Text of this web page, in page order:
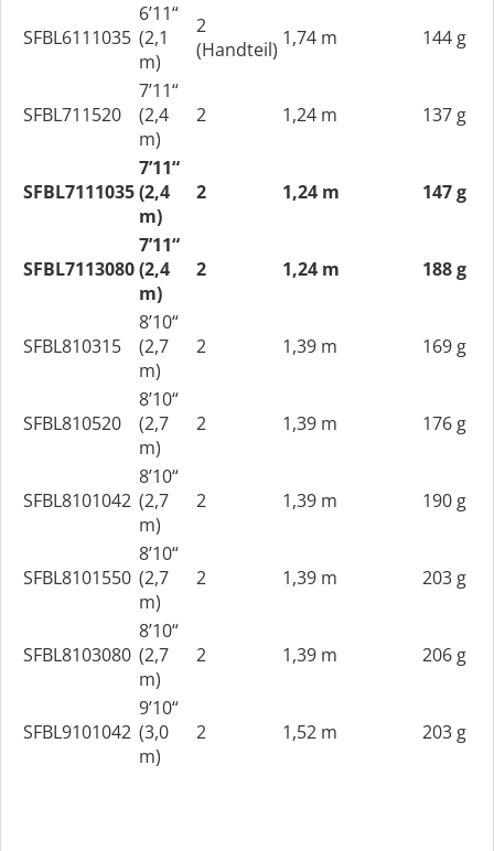
SFBL6111035
6’11“
(2,1
m)
2
(Handteil) 1,74 m 144 g
SFBL711520
7’11“
(2,4
m)
2 1,24 m 137 g
SFBL7111035
7’11“
(2,4
m)
2 1,24 m 147 g
SFBL7113080
7’11“
(2,4
m)
2 1,24 m 188 g
SFBL810315
8’10“
(2,7
m)
2 1,39 m 169 g
SFBL810520
8’10“
(2,7
m)
2 1,39 m 176 g
SFBL8101042
8’10“
(2,7
m)
2 1,39 m 190 g
SFBL8101550
8’10“
(2,7
m)
2 1,39 m 203 g
SFBL8103080
8’10“
(2,7
m)
2 1,39 m 206 g
SFBL9101042
9’10“
(3,0
m)
2 1,52 m 203 g